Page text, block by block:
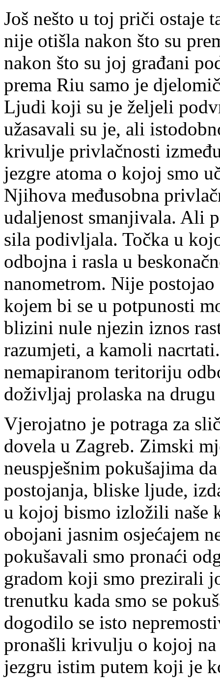
Još nešto u toj priči ostaje
nije otišla nakon što su
nakon što su joj građani
prema Riu samo je
Ljudi koji su je željeli
užasavali su je, ali
krivulje privlačnosti
jezgre atoma o kojoj smo
Njihova međusobna
udaljenost smanjivala. Ali
sila podivljala. Točka u
odbojna i rasla u
nanometrom. Nije
kojem bi se u potpunosti
blizini nule njezin iznos
razumjeti, a kamoli
nemapiranom teritoriju
doživljaj prolaska na drugu
Vjerojatno je potraga za
dovela u Zagreb. Zimski
neuspješnim pokušajima
postojanja, bliske ljude,
u kojoj bismo izložili naše
obojani jasnim osjećajem
pokušavali smo pronaći
gradom koji smo prezirali
trenutku kada smo se
dogodilo se isto
pronašli krivulju o kojoj
jezgru istim putem koji je